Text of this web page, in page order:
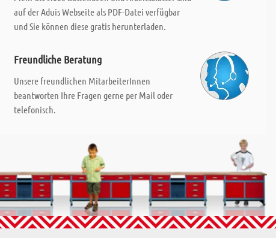
auf der Aduis Webseite als PDF-Datei verfügbar
und Sie können diese gratis herunterladen.
Freundliche Beratung
Unsere freundlichen MitarbeiterInnen
beantworten Ihre Fragen gerne per Mail oder
telefonisch.